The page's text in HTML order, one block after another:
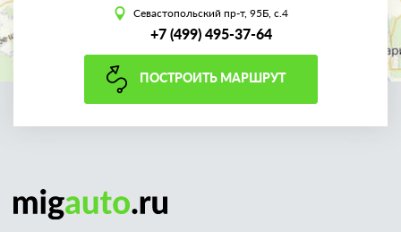
Севастопольский пр-т, 95Б, с.4
+7 (499) 495-37-64
ПОСТРОИТЬ МАРШРУТ